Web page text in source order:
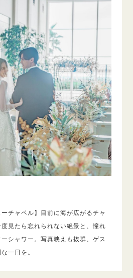
ーチャペル】目前に海が広がるチャ
見たら忘れられない絶景と、憧れ
シャワー。写真映えも抜群、ゲス
一日を。